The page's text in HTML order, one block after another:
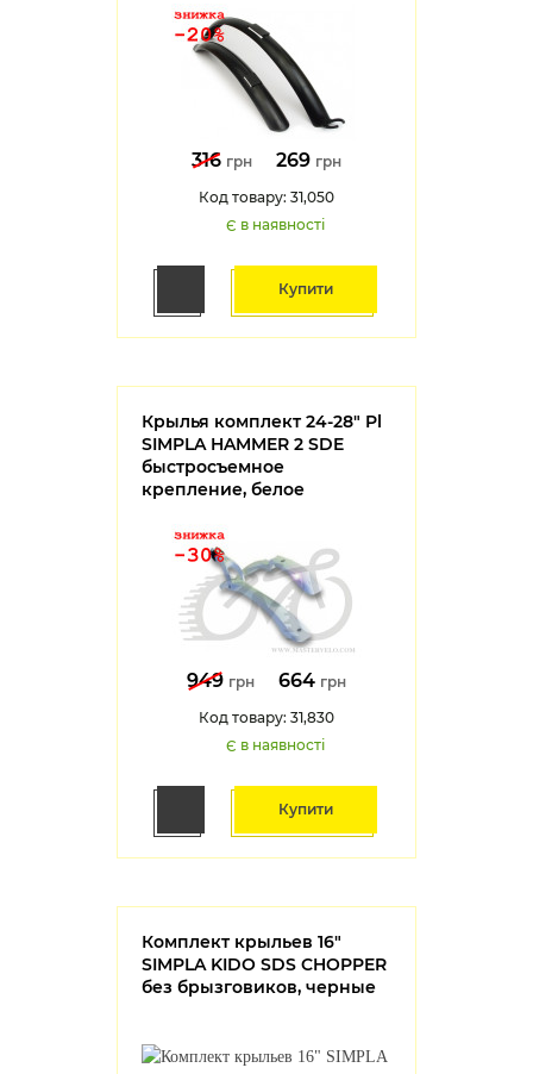
316 грн 269 грн
Код товару: 31,050
Є в наявності
Купити
Крылья комплект 24-28" Pl
SIMPLA HAMMER 2 SDE
быстросъемное
крепление, белое
949 грн 664 грн
Код товару: 31,830
Є в наявності
Купити
Комплект крыльев 16"
SIMPLA KIDO SDS CHOPPER
без брызговиков, черные